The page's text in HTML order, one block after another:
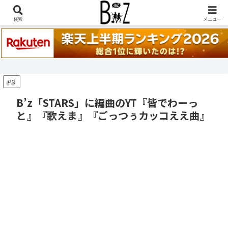
稲葉浩志『en-Zepp』『enⅣ』セトリ一覧はこちら
PR
B’z「STARS」に編曲のYT『皆でわーっ
と』『歌えま』『ごっつぅカッコええ曲』
検索 メニュー